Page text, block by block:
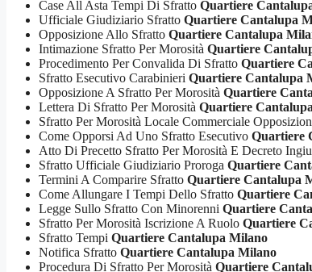
Case All Asta Tempi Di Sfratto Quartiere
Ufficiale Giudiziario Sfratto Quartiere Cantalupa
Opposizione Allo Sfratto Quartiere Cantalupa
Intimazione Sfratto Per Morosità Quartiere
Procedimento Per Convalida Di Sfratto Quartiere
Sfratto Esecutivo Carabinieri Quartiere Cantalupa
Opposizione A Sfratto Per Morosità Quartiere
Lettera Di Sfratto Per Morosità Quartiere
Sfratto Per Morosità Locale Commerciale
Come Opporsi Ad Uno Sfratto Esecutivo Quartiere
Atto Di Precetto Sfratto Per Morosità E Decreto
Sfratto Ufficiale Giudiziario Proroga Quartiere
Termini A Comparire Sfratto Quartiere Cantalupa
Come Allungare I Tempi Dello Sfratto Quartiere
Legge Sullo Sfratto Con Minorenni Quartiere
Sfratto Per Morosità Iscrizione A Ruolo Quartiere
Sfratto Tempi Quartiere Cantalupa Milano
Notifica Sfratto Quartiere Cantalupa Milano
Procedura Di Sfratto Per Morosità Quartiere